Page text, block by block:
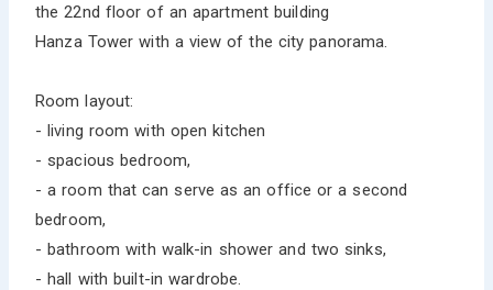
the 22nd floor of an apartment building
Hanza Tower with a view of the city panorama.
Room layout:
- living room with open kitchen
- spacious bedroom,
- a room that can serve as an office or a second
bedroom,
- bathroom with walk-in shower and two sinks,
- hall with built-in wardrobe.